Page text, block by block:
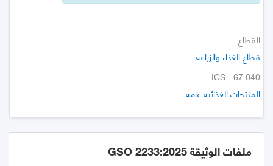
القطاع
قطاع الغذاء والزراعة
ICS - 67.040
المنتجات الغذائية عامة
ملفات الوثيقة GSO 2233:2025